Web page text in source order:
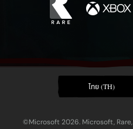
ไทย (TH)
©Microsoft 2026. Microsoft,